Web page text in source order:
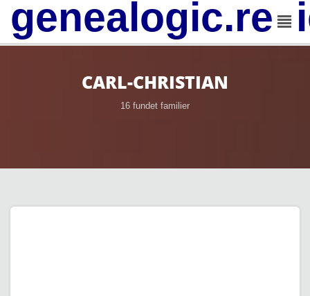
CARL-CHRISTIAN
16 fundet familier